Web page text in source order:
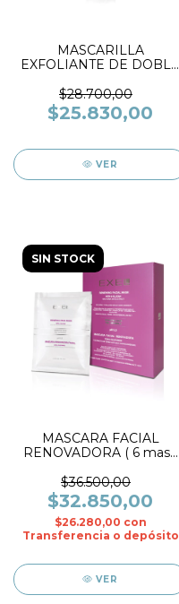
MASCARILLA
EXFOLIANTE DE DOBLE
$28.700,00
$25.830,00
VER
SIN STOCK
MASCARA FACIAL
RENOVADORA ( 6 masc
$36.500,00
$32.850,00
$26.280,00 con
Transferencia o depósito
VER